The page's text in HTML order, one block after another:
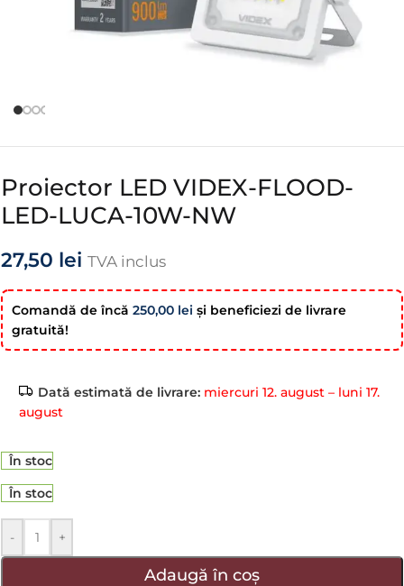
Proiector LED VIDEX-FLOOD-
LED-LUCA-10W-NW
27,50 lei TVA inclus
Comandă de încă 250,00 lei şi beneficiezi de livrare
gratuită!
Dată estimată de livrare: miercuri 12. august – luni 17.
august
În stoc
În stoc
- +
Adaugă în coș